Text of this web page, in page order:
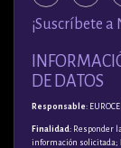
¡Suscríbete
DE DATOS
Responsable:
Finalidad: Responder
información solicitada;